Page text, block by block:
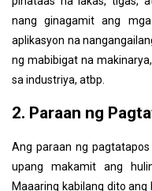
nang ginagamit ang
aplikasyon na
ng mabibigat na
sa industriya, atbp.
2. Paraan ng
Ang paraan ng
upang makamit ang
Maaaring kabilang dito ang